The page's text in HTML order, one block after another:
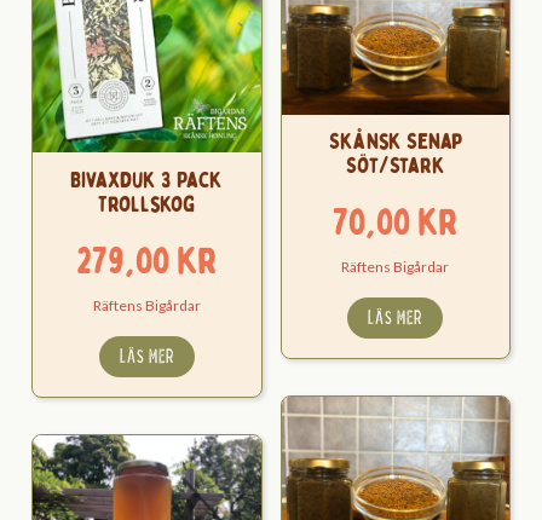
Bivaxduk 3 Pack
Trollskog
279,00kr
Räftens Bigårdar
LÄS MER
Skånsk Senap
Söt/Stark
70,00kr
Räftens Bigårdar
LÄS MER